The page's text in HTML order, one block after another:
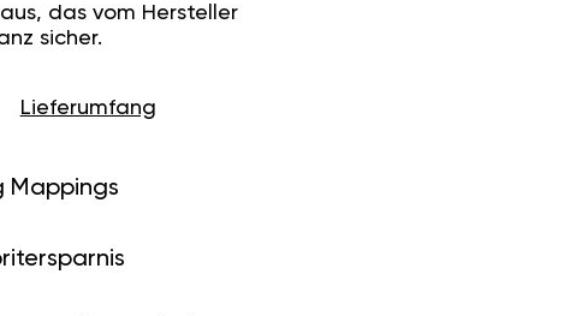
das vom Hersteller
sicher.
Lieferumfang
Mappings